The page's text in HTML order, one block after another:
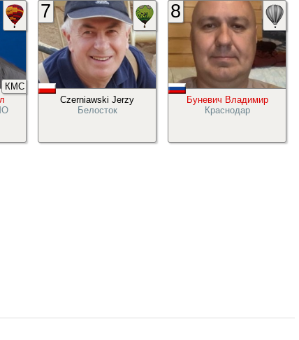
КМС
Czerniawski Jerzy
Белосток
7
Буневич Владимир
Краснодар
8